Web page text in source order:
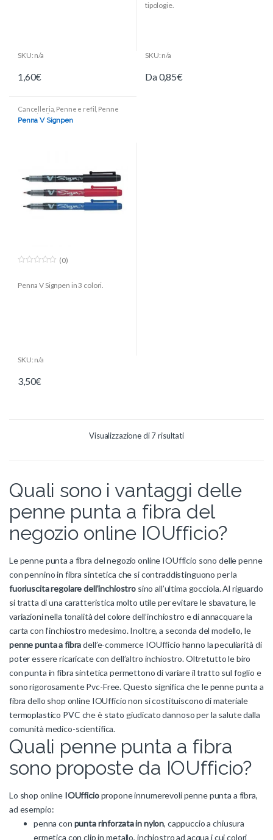
SKU: n/a
1,60€
f
5
tipologie.
SKU: n/a
Da0,85€
Cancelleria Penne e refil
Penne
punta in fibra
Penna V Signpen
u
(0)
Penna V Signpen in 3 colori.
SKU: n/a
3,50€
Visualizzazione di 7 risultati
Quali sono i vantaggi delle
penne punta a fibra del
negozio online IOUfficio?
Le penne punta a fibra del negozio online IOUfficio sono delle penne
con pennino in fibra sintetica che si contraddistinguono per la
fuoriuscitaregolaredell’inchiostro sino all’ultima gocciola. Al riguardo
si tratta di una caratteristica molto utile per evitare le sbavature, le
variazioni nella tonalità del colore dell’inchiostro e di annacquare la
carta con l’inchiostro medesimo. Inoltre, a seconda del modello, le
penne punta a fibradell’e-commerce IOUfficio hanno la peculiarità di
poter essere ricaricate con dell’altro inchiostro. Oltretutto le biro
con punta in fibra sintetica permettono di variare il tratto sul foglio e
sono rigorosamente Pvc-Free. Questo significa che le penne punta a
fibra dello shop online IOUfficionon si costituiscono di materiale
termoplastico PVC che è stato giudicato dannoso per la salute dalla
comunità medico-scientifica.
Quali penne punta a fibra
sono proposte da IOUfficio?
Lo shop online IOUfficiopropone innumerevoli penne punta a fibra,
ad esempio:
penna con punta rinforzata in nylon, cappuccio a chiusura
ermetica con clip in metallo, inchiostro ad acqua i cui colori